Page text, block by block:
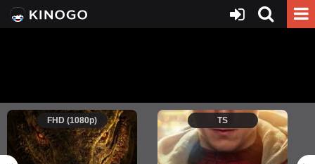
FHD (1080p) TS